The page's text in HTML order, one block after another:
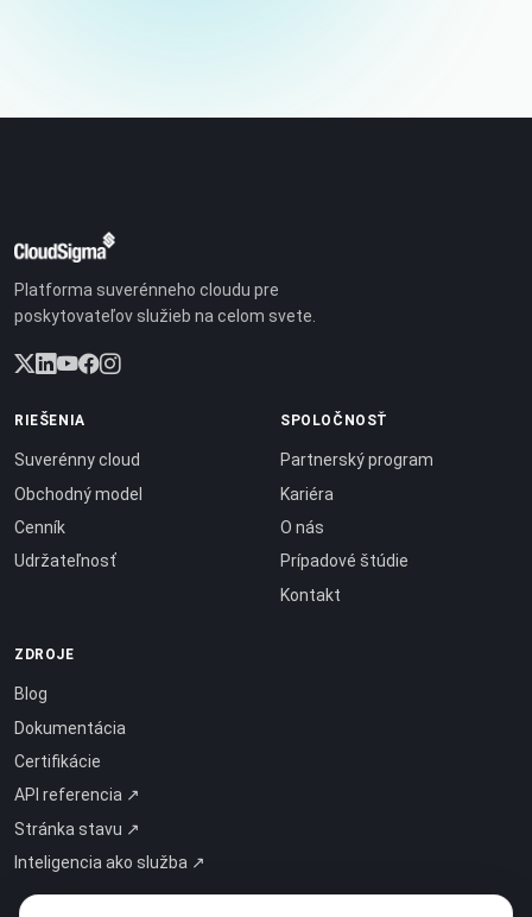
Platforma suverénneho cloudu pre
poskytovateľov služieb na celom svete.
RIEŠENIA
Suverénny cloud
Obchodný model
Cenník
Udržateľnosť
SPOLOČNOSŤ
Partnerský program
Kariéra
O nás
Prípadové štúdie
Kontakt
ZDROJE
Blog
Dokumentácia
Certifikácie
API referencia ↗
Stránka stavu ↗
Inteligencia ako služba ↗